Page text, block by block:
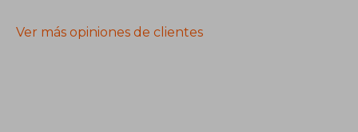
Ver más opiniones de clientes